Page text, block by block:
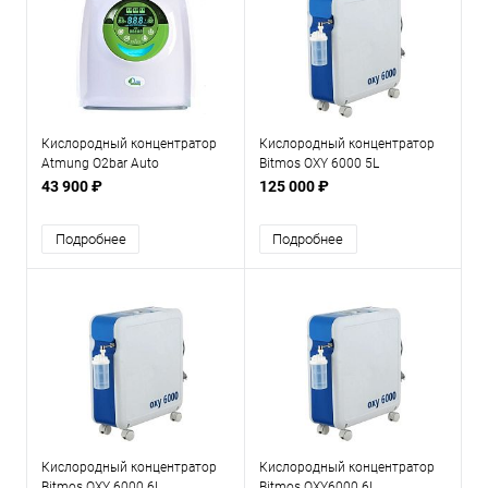
Кислородный концентратор
Atmung O2bar Auto
43 900 ₽
Подробнее
Кислородный концентратор
Bitmos OXY 6000 5L
125 000 ₽
Подробнее
Кислородный концентратор
Кислородный концентратор